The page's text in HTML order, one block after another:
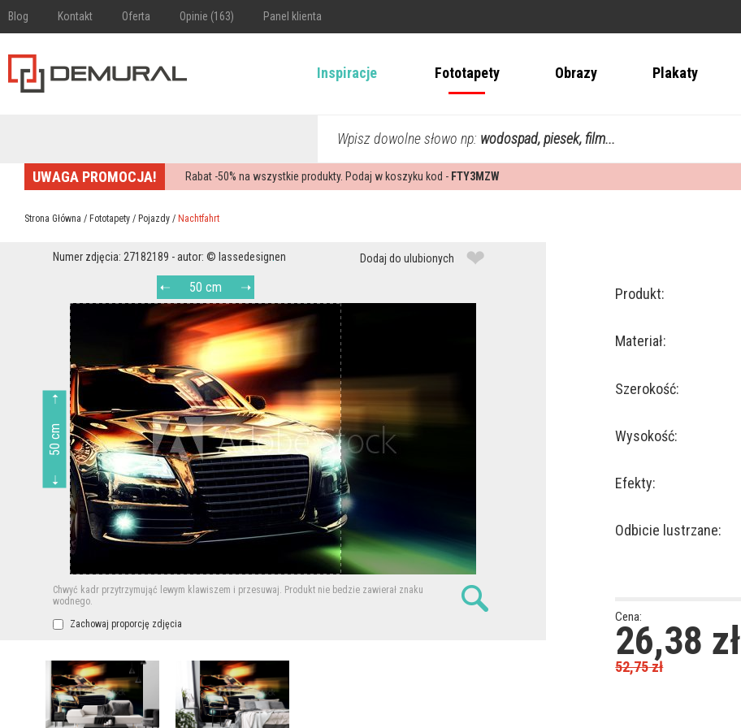
Blog Kontakt Oferta Opinie (163) Panel klienta
Inspiracje Fototapety Obrazy Plakaty
Wpisz dowolne słowo np: wodospad, piesek, film...
UWAGA PROMOCJA! Rabat -50% na wszystkie produkty. Podaj w koszyku kod - FTY3MZW
Strona Główna / Fototapety / Pojazdy / Nachtfahrt
Numer zdjęcia: 27182189 - autor: © lassedesignen Dodaj do ulubionych ❤
50 cm
50 cm
Chwyć kadr przytrzymująć lewym klawiszem i przesuwaj. Produkt nie bedzie zawierał znaku
wodnego.
Zachowaj proporcję zdjęcia
Produkt:
Materiał:
Szerokość:
Wysokość:
Efekty:
Odbicie lustrzane:
Cena:
26,38 zł
52,75zł